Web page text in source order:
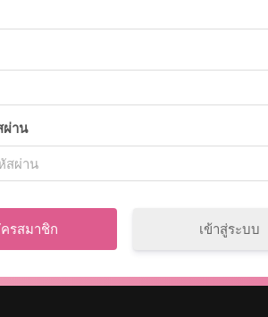
ผ่าน
เข้าสู่ระบบ